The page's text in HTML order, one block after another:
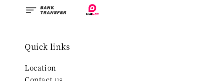
Quick links
Location